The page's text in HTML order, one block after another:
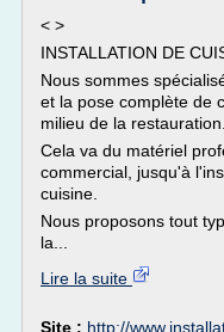
< >
INSTALLATION DE
Nous sommes
et la pose complète de
milieu de la restauration.
Cela va du matériel
commercial, jusqu'à
cuisine.
Nous proposons tout
la...
Lire la suite
Site : http://